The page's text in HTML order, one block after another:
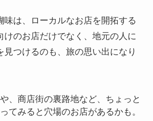
味は、ローカルなお店を開拓する
けのお店だけでなく、地元の人に
見つけるのも、旅の思い出になり
、商店街の裏路地など、ちょっと
てみると穴場のお店があるかも。